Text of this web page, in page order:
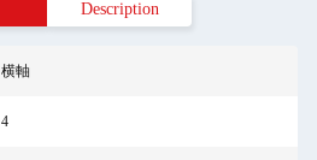
Description
横軸
4